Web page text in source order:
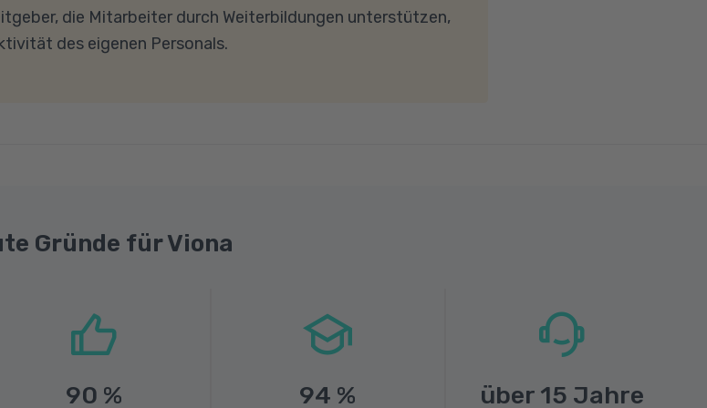
die Mitarbeiter durch Weiterbildungen unterstützen,
des eigenen Personals.
Gründe für Viona
90 % 94 % über 15 Jahre